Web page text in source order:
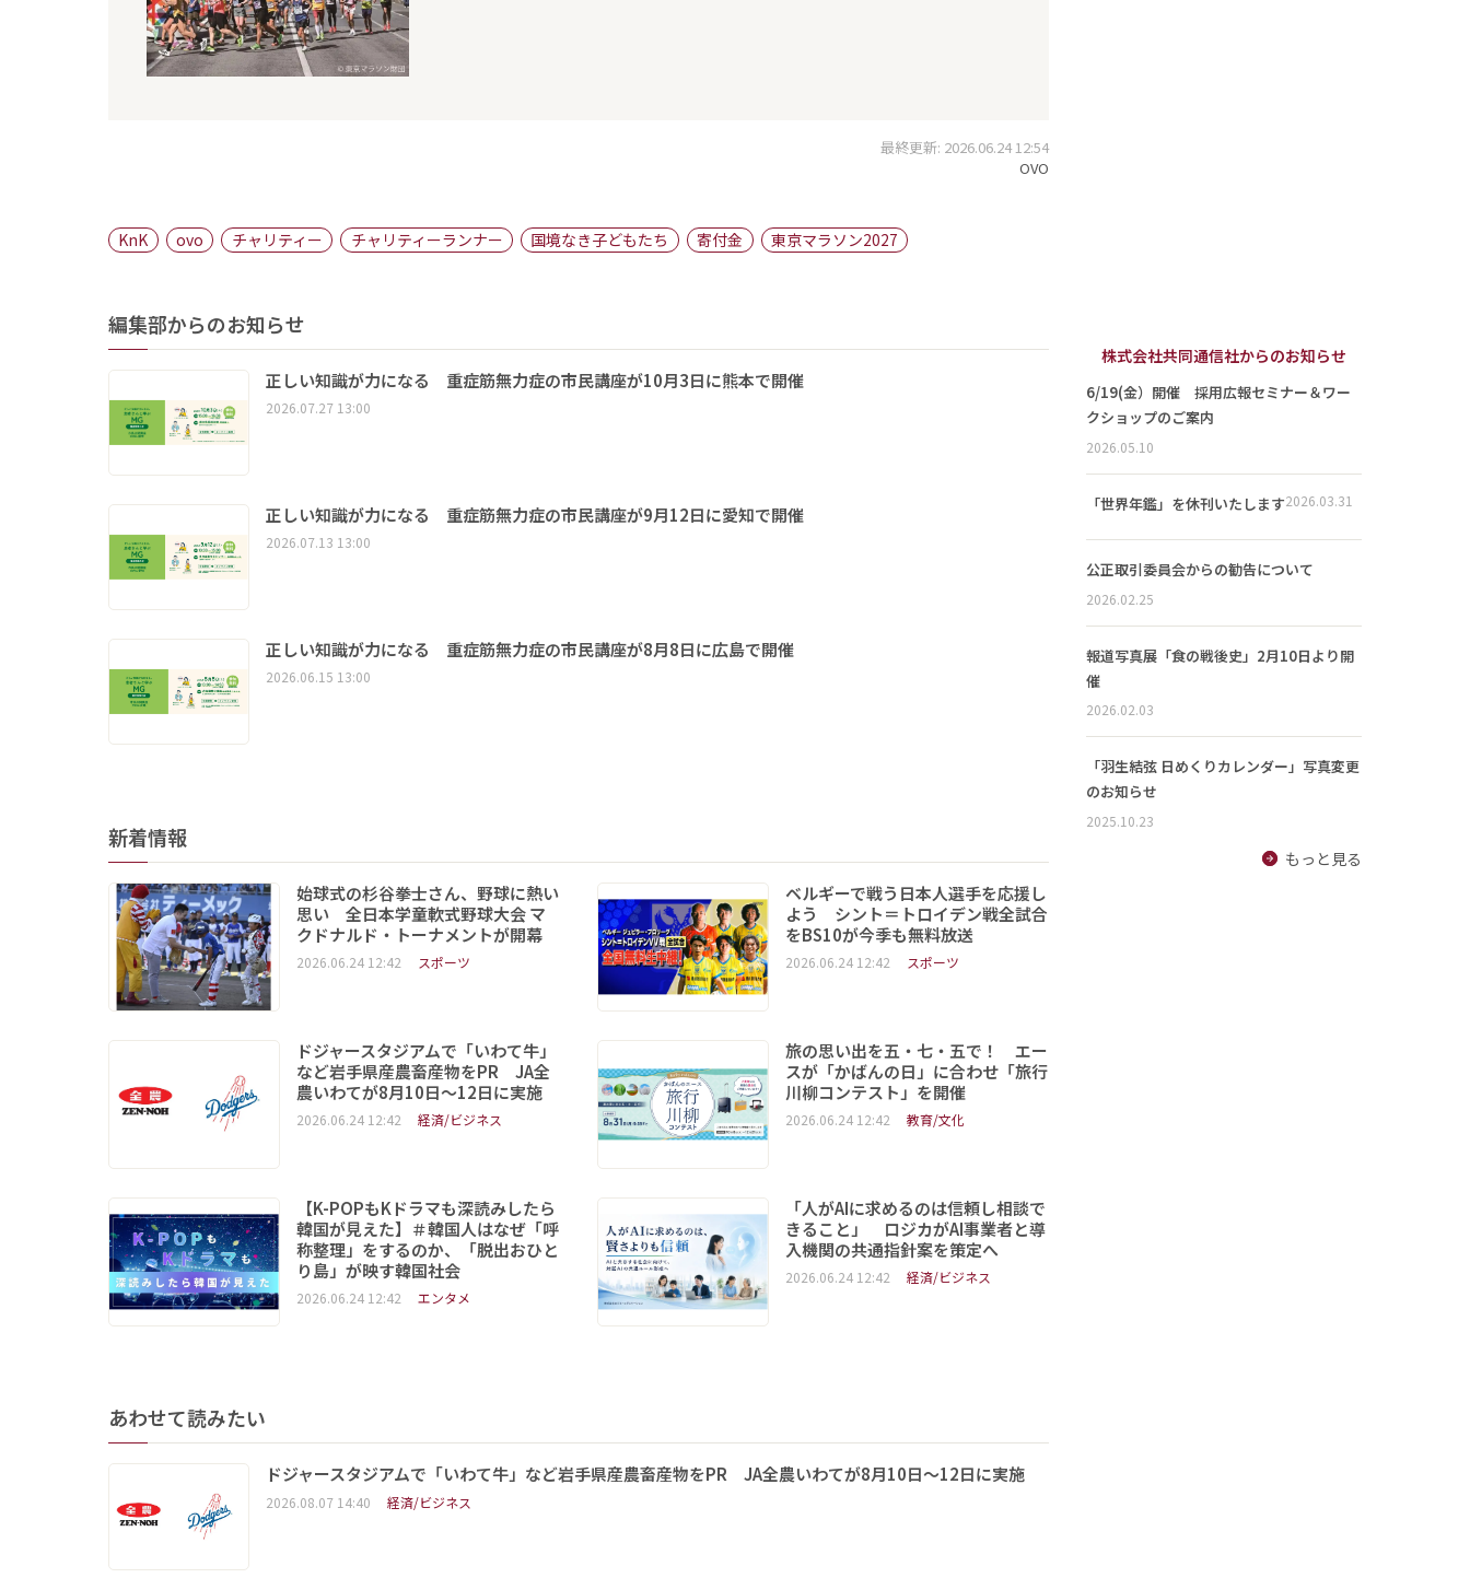
最終更新: 2026.06.24 12:54
OVO
KnK ovo チャリティー チャリティーランナー 国境なき子どもたち 寄付金 東京マラソン2027
編集部からのお知らせ
正しい知識が力になる 重症筋無力症の市民講座が10月3日に熊本で開催
2026.07.27 13:00
正しい知識が力になる 重症筋無力症の市民講座が9月12日に愛知で開催
2026.07.13 13:00
正しい知識が力になる 重症筋無力症の市民講座が8月8日に広島で開催
2026.06.15 13:00
新着情報
始球式の杉谷拳士さん、野球に熱い
思い 全日本学童軟式野球大会 マ
クドナルド・トーナメントが開幕
2026.06.24 12:42 スポーツ
ベルギーで戦う日本人選手を応援し
よう シント＝トロイデン戦全試合
をBS10が今季も無料放送
2026.06.24 12:42 スポーツ
ドジャースタジアムで「いわて牛」
など岩手県産農畜産物をPR JA全
農いわてが8月10日～12日に実施
2026.06.24 12:42 経済/ビジネス
旅の思い出を五・七・五で！ エー
スが「かばんの日」に合わせ「旅行
川柳コンテスト」を開催
2026.06.24 12:42 教育/文化
【K-POPもKドラマも深読みしたら
韓国が見えた】＃韓国人はなぜ「呼
称整理」をするのか、「脱出おひと
り島」が映す韓国社会
2026.06.24 12:42 エンタメ
「人がAIに求めるのは信頼し相談で
きること」 ロジカがAI事業者と導
入機関の共通指針案を策定へ
2026.06.24 12:42 経済/ビジネス
あわせて読みたい
ドジャースタジアムで「いわて牛」など岩手県産農畜産物をPR JA全農いわてが8月10日～12日に実施
2026.08.07 14:40 経済/ビジネス
株式会社共同通信社からのお知らせ
6/19(金）開催 採用広報セミナー＆ワー
クショップのご案内
2026.05.10
「世界年鑑」を休刊いたします2026.03.31
公正取引委員会からの勧告について
2026.02.25
報道写真展「食の戦後史」2月10日より開
催
2026.02.03
「羽生結弦 日めくりカレンダー」写真変更
のお知らせ
2025.10.23
もっと見る